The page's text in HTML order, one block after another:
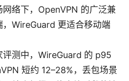
络下，OpenVPN 的广泛兼
，WireGuard 更适合移动端
评测中，WireGuard 的 p95
短约 12–28%，丢包场景